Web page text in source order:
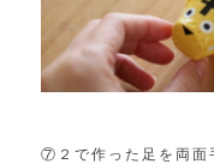
⑦２で作った足を両面